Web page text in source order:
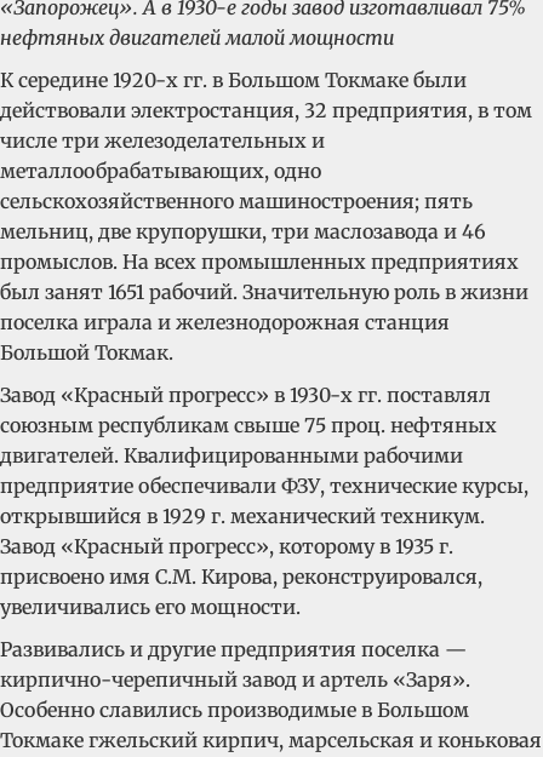
«Запорожец». А в 1930-е годы завод изготавливал 75%
нефтяных двигателей малой мощности
К середине 1920-х гг. в Большом Токмаке были
действовали электростанция, 32 предприятия, в том
числе три железоделательных и
металлообрабатывающих, одно
сельскохозяйственного машиностроения; пять
мельниц, две крупорушки, три маслозавода и 46
промыслов. На всех промышленных предприятиях
был занят 1651 рабочий. Значительную роль в жизни
поселка играла и железнодорожная станция
Большой Токмак.
Завод «Красный прогресс» в 1930-х гг. поставлял
союзным республикам свыше 75 проц. нефтяных
двигателей. Квалифицированными рабочими
предприятие обеспечивали ФЗУ, технические курсы,
открывшийся в 1929 г. механический техникум.
Завод «Красный прогресс», которому в 1935 г.
присвоено имя С.М. Кирова, реконструировался,
увеличивались его мощности.
Развивались и другие предприятия поселка —
кирпично-черепичный завод и артель «Заря».
Особенно славились производимые в Большом
Токмаке гжельский кирпич, марсельская и коньковая